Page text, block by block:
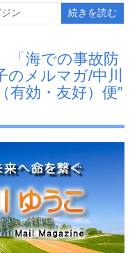
ン 続きを読む
「海での事故防
のメルマガ/中川
有効・友好）便”